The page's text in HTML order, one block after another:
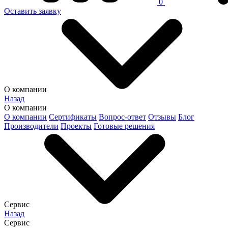
0
Оставить заявку
О компании
Назад
О компании
О компании Сертификаты Вопрос-ответ Отзывы Блог
Производители Проекты Готовые решения
Сервис
Назад
Сервис